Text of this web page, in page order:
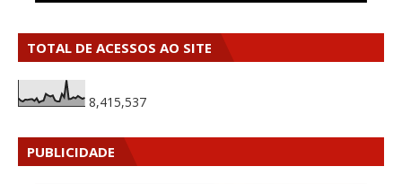
TOTAL DE ACESSOS AO SITE
8,415,537
PUBLICIDADE